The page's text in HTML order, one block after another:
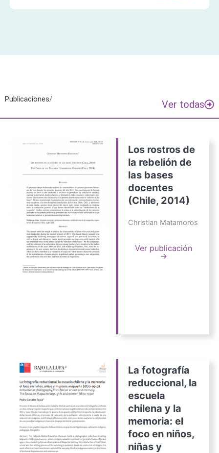
Publicaciones/ Ver todas
Los rostros de
la rebelión de
las bases
docentes
(Chile, 2014)
Christian Matamoros
Ver publicación
→
La fotografía
reduccional, la
escuela
chilena y la
memoria: el
foco en niños,
niñas y